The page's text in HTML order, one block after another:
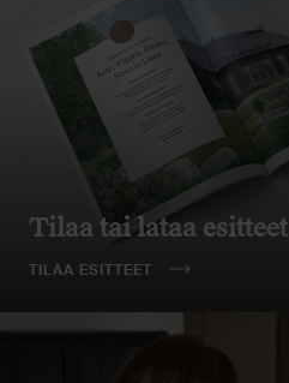
Tilaa tai lataa esitteet
TILAA ESITTEET